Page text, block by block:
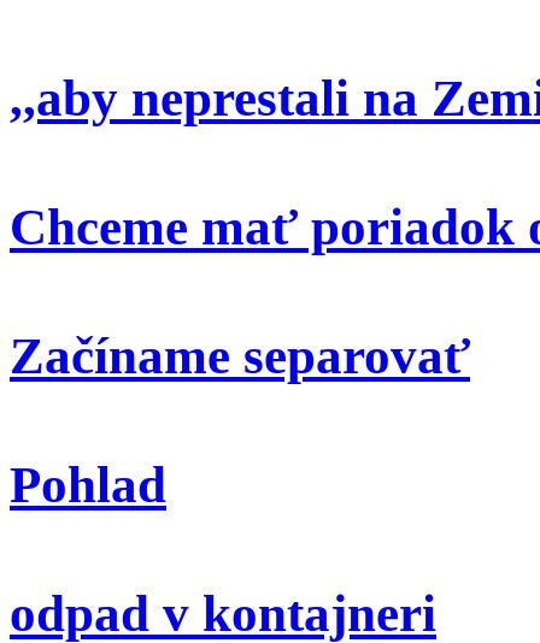
,,aby neprestali na
Chceme mať poriadok
Začíname separovať
Pohlad
odpad v kontajneri